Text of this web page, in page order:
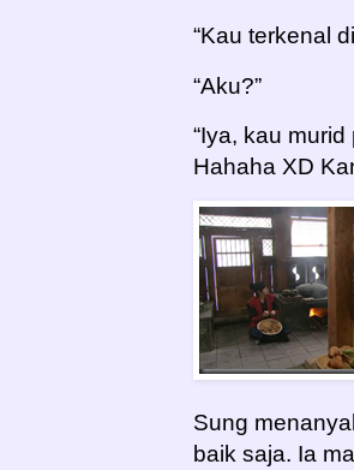
“Kau terkenal
“Aku?”
“Iya, kau
Hahaha XD
Sung
baik saja. Ia